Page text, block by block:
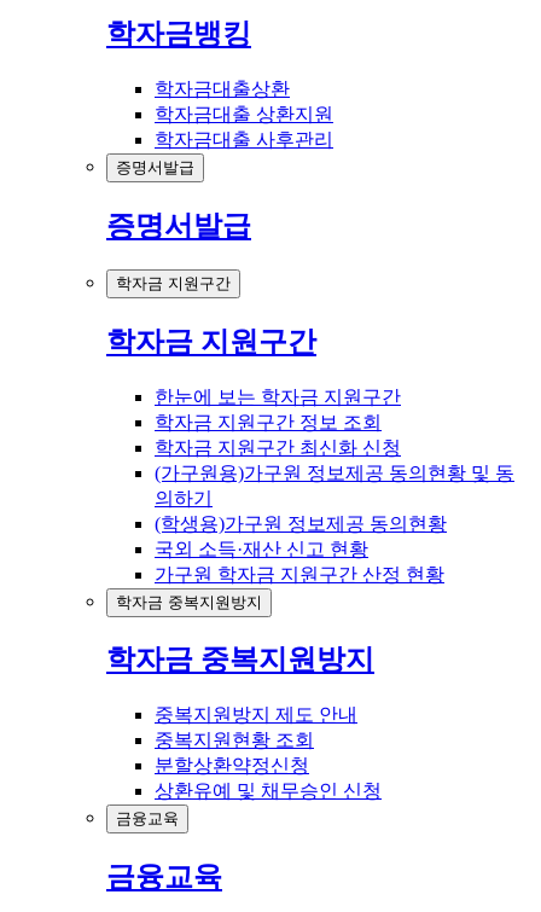
학자금뱅킹
학자금대출상환
학자금대출 상환지원
학자금대출 사후관리
증명서발급
증명서발급
학자금 지원구간
학자금 지원구간
한눈에 보는 학자금 지원구간
학자금 지원구간 정보 조회
학자금 지원구간 최신화 신청
(가구원용)가구원 정보제공 동의현황 및 동
의하기
(학생용)가구원 정보제공 동의현황
국외 소득·재산 신고 현황
가구원 학자금 지원구간 산정 현황
학자금 중복지원방지
학자금 중복지원방지
중복지원방지 제도 안내
중복지원현황 조회
분할상환약정신청
상환유예 및 채무승인 신청
금융교육
금융교육